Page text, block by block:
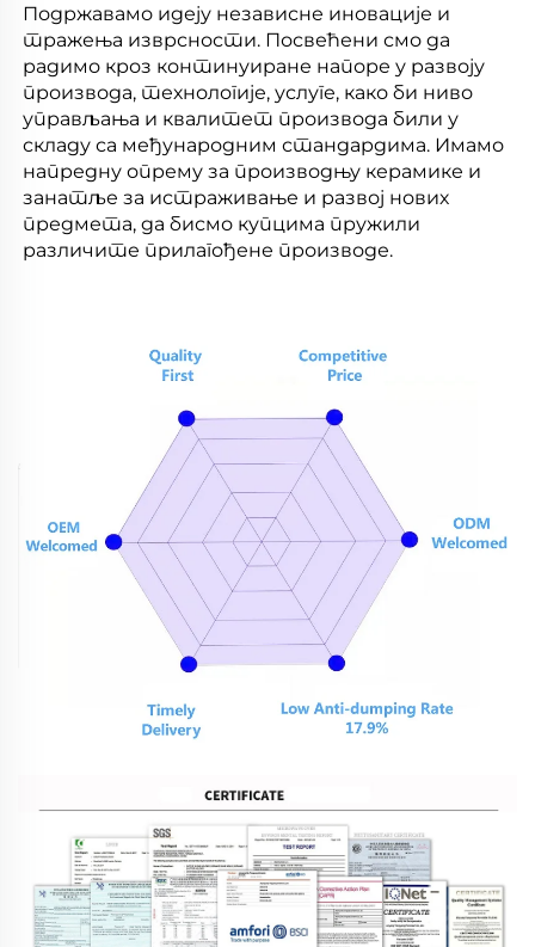
Подржавамо идеју независне иновације и
тражења изврсности. Посвећени смо да
радимо кроз континуиране напоре у развоју
производа, технологије, услуге, како би ниво
управљања и квалитет производа били у
складу са међународним стандардима. Имамо
напредну опрему за производњу керамике и
занатље за истраживање и развој нових
предмета, да бисмо купцима пружили
различите прилагођене производе.